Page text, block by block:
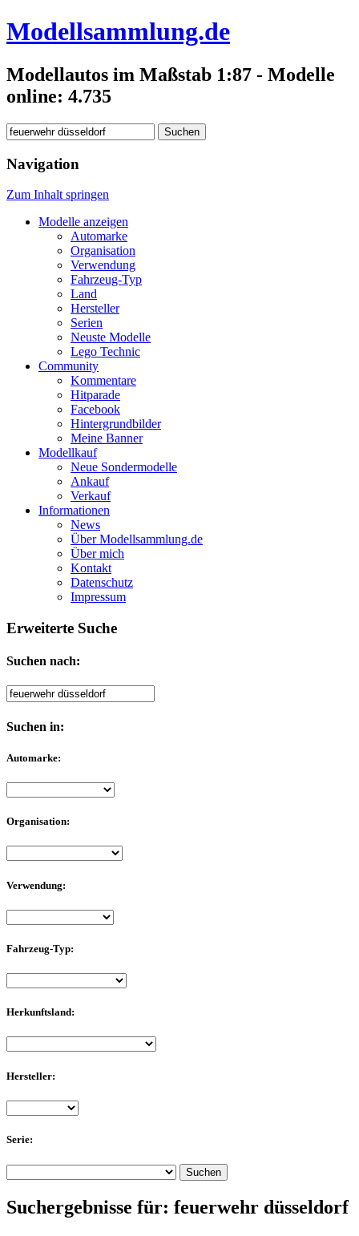
Modellsammlung.de
Modellautos im Maßstab 1:87 - Modelle
online: 4.735
Suchen
nach:
Navigation
Zum Inhalt springen
Modelle anzeigen
Automarke
Organisation
Verwendung
Fahrzeug-Typ
Land
Hersteller
Serien
Neuste Modelle
Lego Technic
Community
Kommentare
Hitparade
Facebook
Hintergrundbilder
Meine Banner
Modellkauf
Neue Sondermodelle
Ankauf
Verkauf
Informationen
News
Über Modellsammlung.de
Über mich
Kontakt
Datenschutz
Impressum
Erweiterte Suche
Suche
Suchen nach:
Suchen in:
Automarke:
Organisation:
Verwendung:
Fahrzeug-Typ:
Herkunftsland:
Hersteller:
Serie:
Suchergebnisse für: feuerwehr düsseldorf